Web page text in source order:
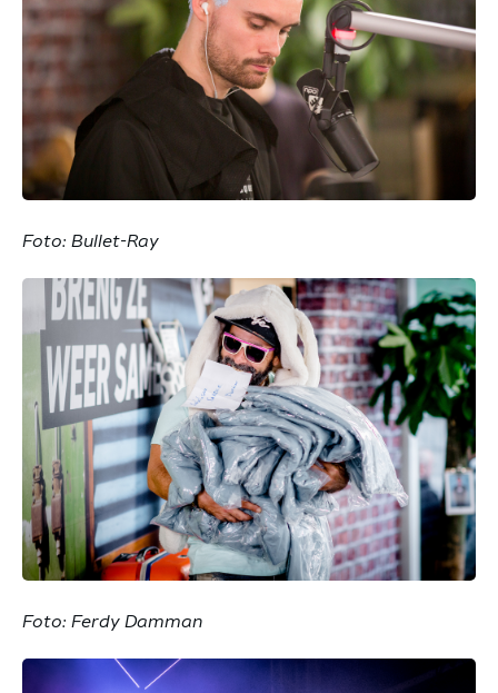
Foto: Bullet-Ray
Foto: Ferdy Damman